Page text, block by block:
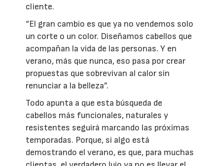
cliente.
“El gran cambio es que ya no vendemos solo
un corte o un color. Diseñamos cabellos que
acompañan la vida de las personas. Y en
verano, más que nunca, eso pasa por crear
propuestas que sobrevivan al calor sin
renunciar a la belleza”.
Todo apunta a que esta búsqueda de
cabellos más funcionales, naturales y
resistentes seguirá marcando las próximas
temporadas. Porque, si algo está
demostrando el verano, es que, para muchas